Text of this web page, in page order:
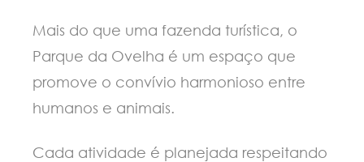
Mais do que uma fazenda turística, o
Parque da Ovelha é um espaço que
promove o convívio harmonioso entre
humanos e animais.
Cada atividade é planejada respeitando